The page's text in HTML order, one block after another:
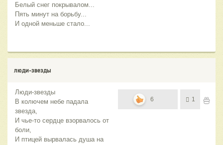
Белый снег покрывалом...
Пять минут на борьбу...
И одной меньше стало...
люди-звезды
Люди-звезды
В колючем небе падала
звезда,
И чье-то сердце взорвалось от
боли,
И птицей вырвалась душа на
6 1